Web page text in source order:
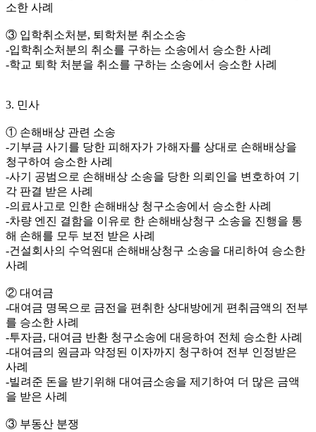
소한 사례
③ 입학취소처분, 퇴학처분 취소소송
-입학취소처분의 취소를 구하는 소송에서 승소한 사례
-학교 퇴학 처분을 취소를 구하는 소송에서 승소한 사례
3. 민사
① 손해배상 관련 소송
-기부금 사기를 당한 피해자가 가해자를 상대로 손해배상을
청구하여 승소한 사례
-사기 공범으로 손해배상 소송을 당한 의뢰인을 변호하여 기
각 판결 받은 사례
-의료사고로 인한 손해배상 청구소송에서 승소한 사례
-차량 엔진 결함을 이유로 한 손해배상청구 소송을 진행을 통
해 손해를 모두 보전 받은 사례
-건설회사의 수억원대 손해배상청구 소송을 대리하여 승소한
사례
② 대여금
-대여금 명목으로 금전을 편취한 상대방에게 편취금액의 전부
를 승소한 사례
-투자금, 대여금 반환 청구소송에 대응하여 전체 승소한 사례
-대여금의 원금과 약정된 이자까지 청구하여 전부 인정받은
사례
-빌려준 돈을 받기위해 대여금소송을 제기하여 더 많은 금액
을 받은 사례
③ 부동산 분쟁